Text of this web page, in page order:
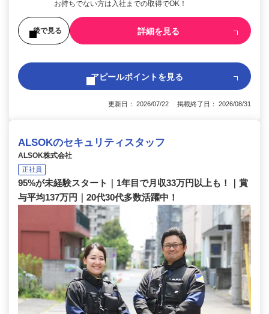
お持ちでない方は入社までの取得でOK！
後で見る 詳細を見る
アピールポイントを見る
更新日： 2026/07/22 掲載終了日： 2026/08/31
ALSOKのセキュリティスタッフ
ALSOK株式会社
正社員
95%が未経験スタート｜1年目で月収33万円以上も！｜賞
与平均137万円｜20代30代多数活躍中！